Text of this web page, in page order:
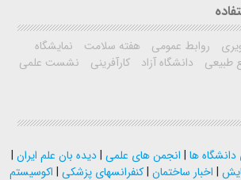
روابط عمومی هفته سلامت
نمایشگاه
طبیعی دانشگاه آزاد کارآفرینی
نشست علمی
دانشگاه ها | انجمن های علمی |دیده بان علم ایران |
| اخبار ساختمان |کنفرانسهای پزشکی | اکوسیستم